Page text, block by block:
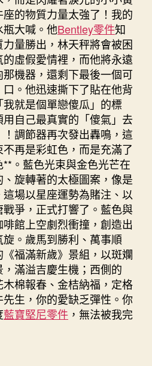
的物質力量太強了！我的
大喊。他Bentley零件知
量勝出，林天秤將會被困
虛假愛情裡，而他將永遠
機器，還剩下最後一個可
。他迅速撕下了貼在他背
就是個單戀傻瓜」的標
自己最真實的「傻氣」去
調節器再次發出轟鳴，這
再是彩虹色，而是充滿了
。藍色光束與金色光芒在
旋轉著的太極圖案，像是
場以星座運勢為賭注、以
爭，正式打響了。藍色與
館上空劇烈衝撞，創造出
。歲馬到勝利、萬事順
福滿新歲》景組，以斑斕
滿溢吉慶生機；西側的
木棉報春、金桔納福，定格
生，你的愛缺乏彈性。你
藍寶堅尼零件 ，無法被我完